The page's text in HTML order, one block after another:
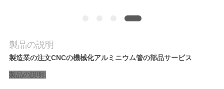
さ
い
製品の説明
製造業の注文CNCの機械化アルミニウム管の部品サービス
製品の説明: